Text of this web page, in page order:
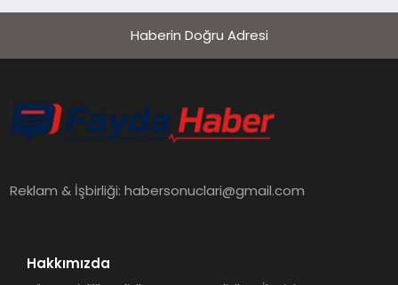
Haberin Doğru Adresi
Reklam & İşbirliği:habersonuclari@gmail.com
Hakkımızda